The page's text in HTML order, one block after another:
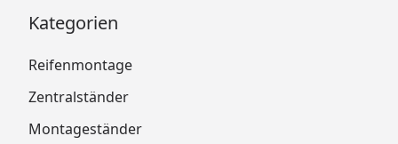
Kategorien
Reifenmontage
Zentralständer
Montageständer